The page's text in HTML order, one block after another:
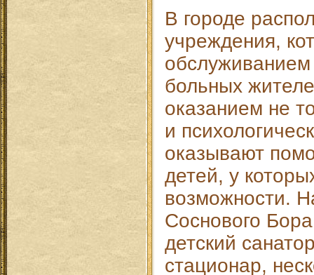
В городе
учреждения,
больных
оказанием не
и
оказывают
детей, у
возможности.
Соснового
детский
стационар,